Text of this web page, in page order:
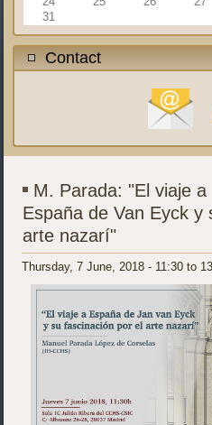
31
Contact
M. Parada: "El viaje a
España de Van Eyck y
arte nazarí"
Thursday, 7 June, 2018 - 11:30 to